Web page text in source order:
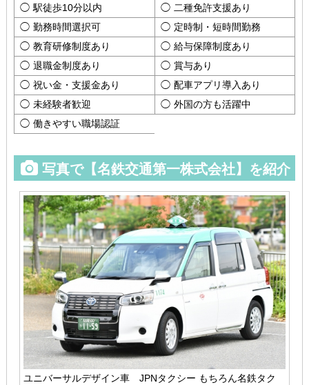
駅徒歩10分以内
二種免許支援あり
勤務時間選択可
定時制・短時間勤務
教育研修制度あり
給与保障制度あり
退職金制度あり
賞与あり
祝い金・支援金あり
配車アプリ導入あり
未経験者歓迎
外国の方も活躍中
働きやすい職場認証
写真で【名鉄交通第一株式会社】を紹介
ユニバーサルデザイン車 JPNタクシー もちろん名鉄タク